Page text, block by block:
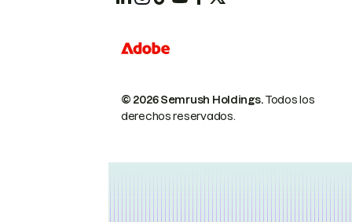
© 2026 Semrush Holdings.Todos los
derechos reservados.